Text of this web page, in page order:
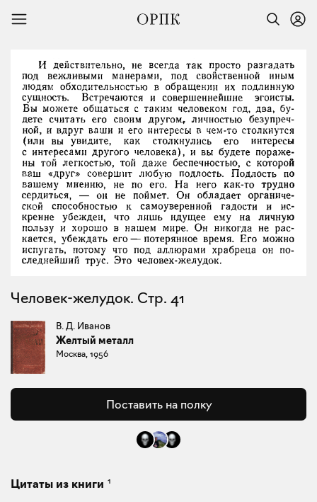
Человек-желудок. Стр. 41
В. Д. Иванов
Желтый металл
Москва, 1956
Поставить на полку
Цитаты из книги 1